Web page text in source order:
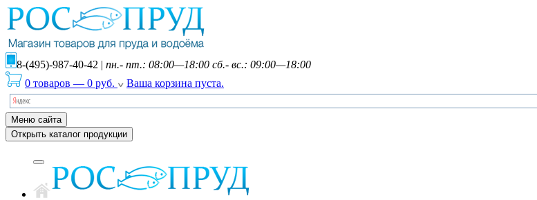
8-(495)-987-40-42 | пн.- пт.: 08:00—18:00 сб.- вс.: 09:00—18:00
0 товаров — 0 руб. Ваша корзина пуста.
Меню сайта
Открыть каталог продукции